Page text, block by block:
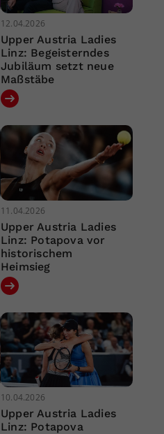
12.04.2026
Upper Austria Ladies
Linz: Begeisterndes
Jubiläum setzt neue
Maßstäbe
11.04.2026
Upper Austria Ladies
Linz: Potapova vor
historischem
Heimsieg
10.04.2026
Upper Austria Ladies
Linz: Potapova